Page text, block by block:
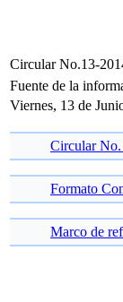
Circular No.13-
Fuente de la
Viernes, 13 de
Circular
Formato
Marco de